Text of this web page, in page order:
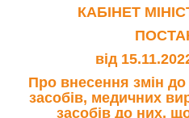
КАБІНЕТ
від
Про внесення змін до
засобів, медичних
засобів до них,